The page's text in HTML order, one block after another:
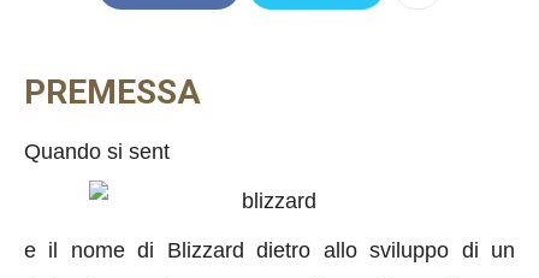
PREMESSA
Quando si sent
e il nome di Blizzard dietro allo sviluppo di un